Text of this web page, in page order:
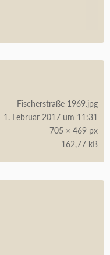
Fischerstraße 1969.jpg
1. Februar 2017 um 11:31
705 × 469 px
162,77 kB